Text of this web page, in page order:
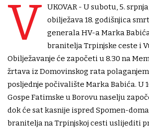
V
UKOVAR - U subotu, 5.
obilježava 18. godišnjica
generala HV-a Marka
branitelja Trpinjske ceste i
Obilježavanje će započeti u 8.30 na
žrtava iz Domovinskog rata
posljednje počivalište Marka Babića. U
Gospe Fatimske u Borovu naselju
dok će sat kasnije ispred Spomen-
branitelja na Trpinjskoj cesti uslijediti